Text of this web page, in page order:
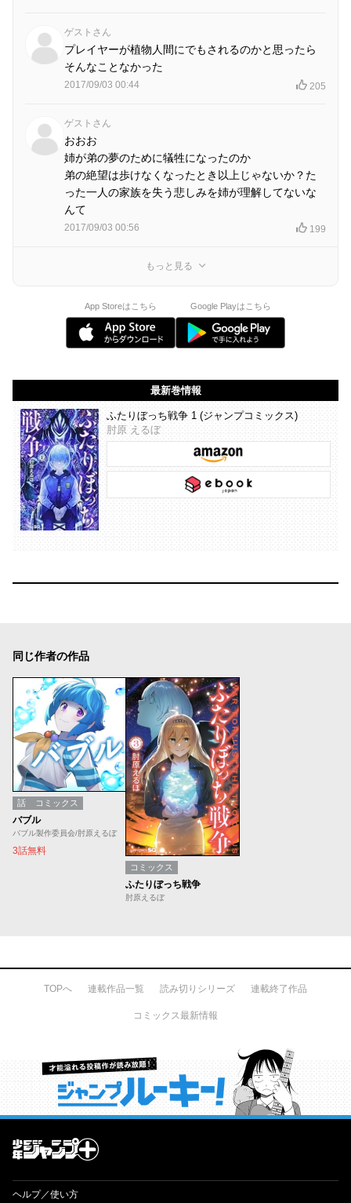
ゲストさん
プレイヤーが植物人間にでもされるのかと思ったら
そんなことなかった
2017/09/03 00:44 205
ゲストさん
おおお
姉が弟の夢のために犠牲になったのか
弟の絶望は歩けなくなったとき以上じゃないか？た
った一人の家族を失う悲しみを姉が理解してないな
んて
2017/09/03 00:56 199
もっと見る
App Storeはこちら Google Playはこちら
最新巻情報
ふたりぼっち戦争 1 (ジャンプコミックス)
肘原 えるぼ
同じ作者の作品
話 コミックス
バブル
バブル製作委員会/肘原えるぼ
3話無料
コミックス
ふたりぼっち戦争
肘原えるぼ
TOPへ 連載作品一覧 読み切りシリーズ 連載終了作品
コミックス最新情報
才能溢れる投稿作が読み放題！ ジャンプルーキー！
ヘルプ／使い方